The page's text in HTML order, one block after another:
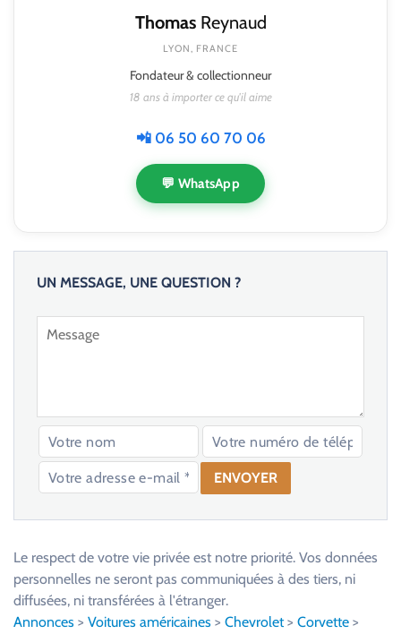
ThomasReynaud
LYON, FRANCE
Fondateur & collectionneur
18 ans à importer ce qu'il aime
📲 06 50 60 70 06
💬 WhatsApp
UN MESSAGE, UNE QUESTION ?
Le respect de votre vie privée est notre priorité. Vos données
personnelles ne seront pas communiquées à des tiers, ni
diffusées, ni transférées à l'étranger.
Annonces > Voitures américaines > Chevrolet> Corvette >